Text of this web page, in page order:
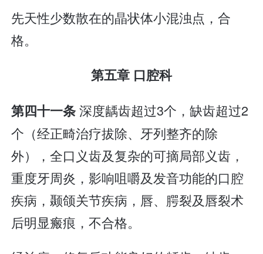
先天性少数散在的晶状体小混浊点，合
格。
第五章 口腔科
第四十一条深度龋齿超过3个，缺齿超过2
个（经正畸治疗拔除、牙列整齐的除
外），全口义齿及复杂的可摘局部义齿，
重度牙周炎，影响咀嚼及发音功能的口腔
疾病，颞颌关节疾病，唇、腭裂及唇裂术
后明显瘢痕，不合格。